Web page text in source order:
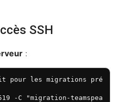
SSH
:
pour les migrations pré
-C "migration-teamspea